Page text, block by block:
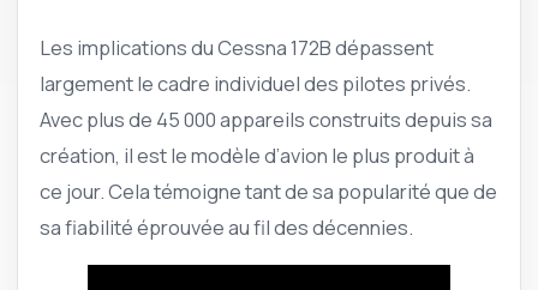
Les implications du Cessna 172B dépassent
largement le cadre individuel des pilotes privés.
Avec plus de 45 000 appareils construits depuis sa
création, il est le modèle d’avion le plus produit à
ce jour. Cela témoigne tant de sa popularité que de
sa fiabilité éprouvée au fil des décennies.